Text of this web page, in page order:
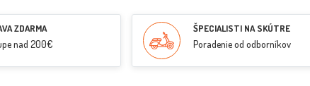
ZDARMA
nad 200€
ŠPECIALISTI NA SKÚTRE
Poradenie od odborníkov